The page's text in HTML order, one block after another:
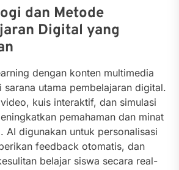
dan Metode
Digital yang
dengan konten multimedia
sarana utama pembelajaran digital.
kuis interaktif, dan simulasi
pemahaman dan minat
AI digunakan untuk personalisasi
feedback otomatis, dan
belajar siswa secara real-